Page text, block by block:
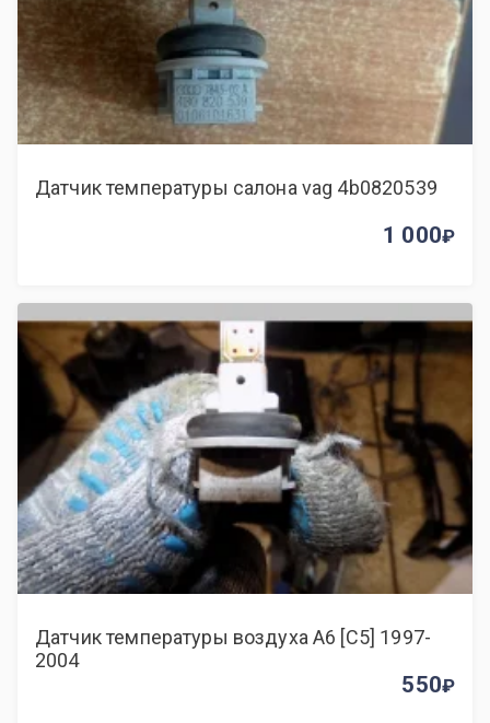
Датчик температуры салона vag 4b0820539
1 000
Датчик температуры воздуха A6 [C5] 1997-
2004
550